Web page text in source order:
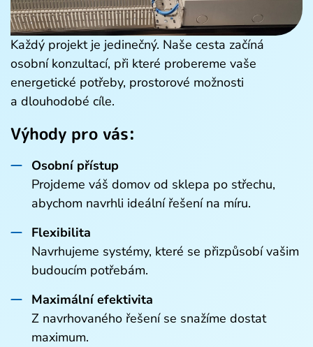
Každý projekt je jedinečný. Naše cesta začíná
osobní konzultací, při které probereme vaše
energetické potřeby, prostorové možnosti
a dlouhodobé cíle.
Výhody pro vás:
Osobní přístup
Projdeme váš domov od sklepa po střechu,
abychom navrhli ideální řešení na míru.
Flexibilita
Navrhujeme systémy, které se přizpůsobí vašim
budoucím potřebám.
Maximální efektivita
Z navrhovaného řešení se snažíme dostat
maximum.